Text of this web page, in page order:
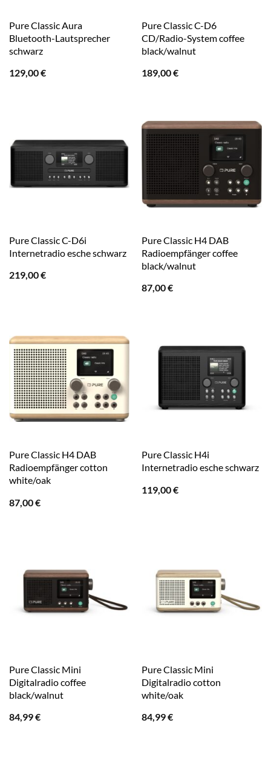
Pure Classic Aura
Bluetooth-Lautsprecher
schwarz
129,00€
Pure Classic C-D6
CD/Radio-System coffee
black/walnut
189,00€
Pure Classic C-D6i
Internetradio esche schwarz
219,00€
Pure Classic H4 DAB
Radioempfänger coffee
black/walnut
87,00€
Pure Classic H4 DAB
Radioempfänger cotton
white/oak
87,00€
Pure Classic H4i
Internetradio esche schwarz
119,00€
Pure Classic Mini
Digitalradio coffee
black/walnut
84,99€
Pure Classic Mini
Digitalradio cotton
white/oak
84,99€